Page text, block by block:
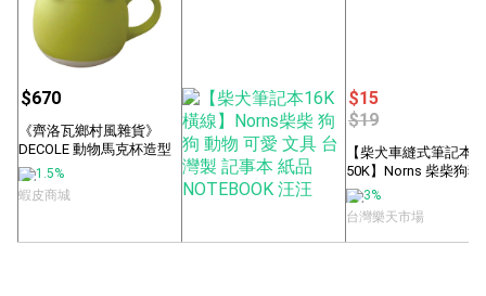
NORNS
$670
《齊洛瓦鄉村風雜貨》
DECOLE 動物馬克杯造型
附日本正版...
1.5%
蝦皮商城
$15
$19
【柴犬車縫式筆記本
50K】Norns 柴柴狗狗
物 文具 ...
3%
台灣樂天市場